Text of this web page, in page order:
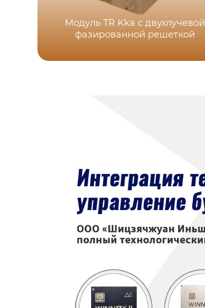
Модуль TR Kka с двухлучевой
фазированной решеткой